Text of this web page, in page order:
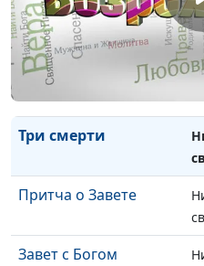
Помазание во имя
Господне
Брачная одежда
Три смерти
Притча о Завете
Завет с Богом